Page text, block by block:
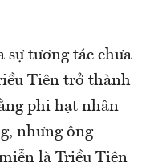
sự tương tác chưa
Tiên trở thành
phi hạt nhân
nhưng ông
là Triều Tiên